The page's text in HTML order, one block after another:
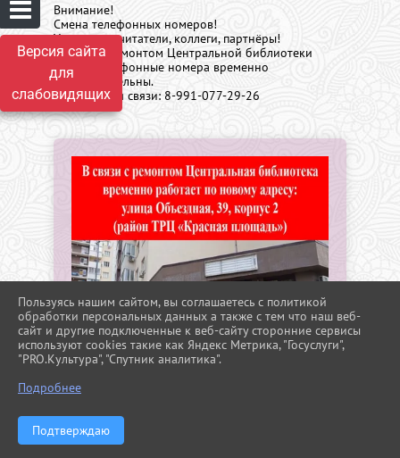
Версия сайта
для
слабовидящих
Внимание!
Смена телефонных номеров!
Уважаемые читатели, коллеги, партнёры!
В связи с ремонтом Центральной библиотеки
старые телефонные номера временно
недействительны.
Телефон для связи: 8-991-077-29-26
Пользуясь нашим сайтом, вы соглашаетесь с политикой
обработки персональных данных а также с тем что наш веб-
сайт и другие подключенные к веб-сайту сторонние сервисы
используют cookies такие как Яндекс Метрика, "Госуслуги",
"PRO.Культура", "Спутник аналитика".
Подробнее
Подтверждаю